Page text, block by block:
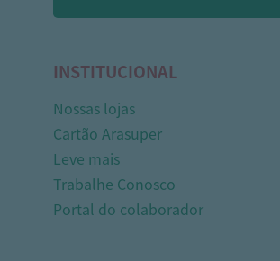
INSTITUCIONAL
Nossas lojas
Cartão Arasuper
Leve mais
Trabalhe Conosco
Portal do colaborador